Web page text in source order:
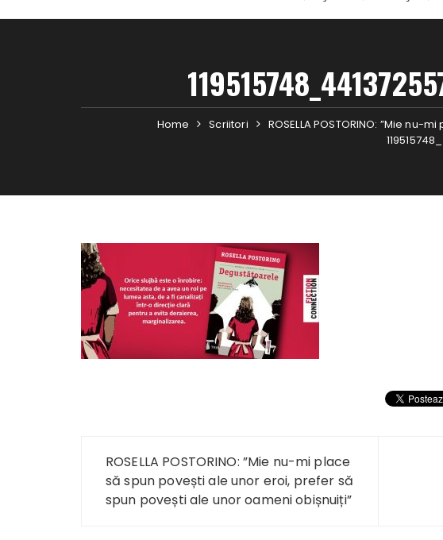
Home Scriitori
ROSELLA POSTORINO: ”Mie
Navigare
articole
ROSELLA POSTORINO: ”Mie nu-mi place
să spun povești ale unor eroi, prefer să
spun povești ale unor oameni obișnuiți”